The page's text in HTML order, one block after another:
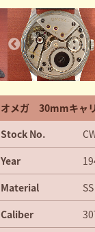
オメガ 30mmキャ
Stock No.
Year
Material
SS
Caliber